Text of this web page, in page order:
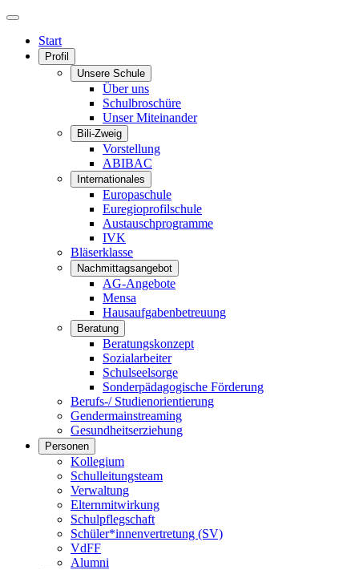
Start
Profil
Unsere Schule
Über uns
Schulbroschüre
Unser Miteinander
Bili-Zweig
Vorstellung
ABIBAC
Internationales
Europaschule
Euregioprofilschule
Austauschprogramme
IVK
Bläserklasse
Nachmittagsangebot
AG-Angebote
Mensa
Hausaufgabenbetreuung
Beratung
Beratungskonzept
Sozialarbeiter
Schulseelsorge
Sonderpädagogische Förderung
Berufs-/ Studienorientierung
Gendermainstreaming
Gesundheitserziehung
Personen
Kollegium
Schulleitungsteam
Verwaltung
Elternmitwirkung
Schulpflegschaft
Schüler*innenvertretung (SV)
VdFF
Alumni